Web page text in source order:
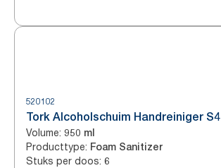
520102
Tork Alcoholschuim Handreiniger S4
Volume: 950 ml
Producttype: Foam Sanitizer
Stuks per doos: 6